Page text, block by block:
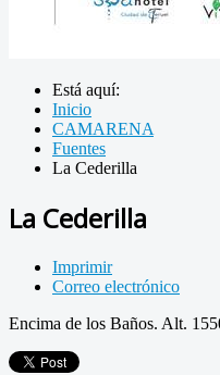
Está aquí:
Inicio
CAMARENA
Fuentes
La Cederilla
La Cederilla
Imprimir
Correo electrónico
Encima de los Baños. Alt.